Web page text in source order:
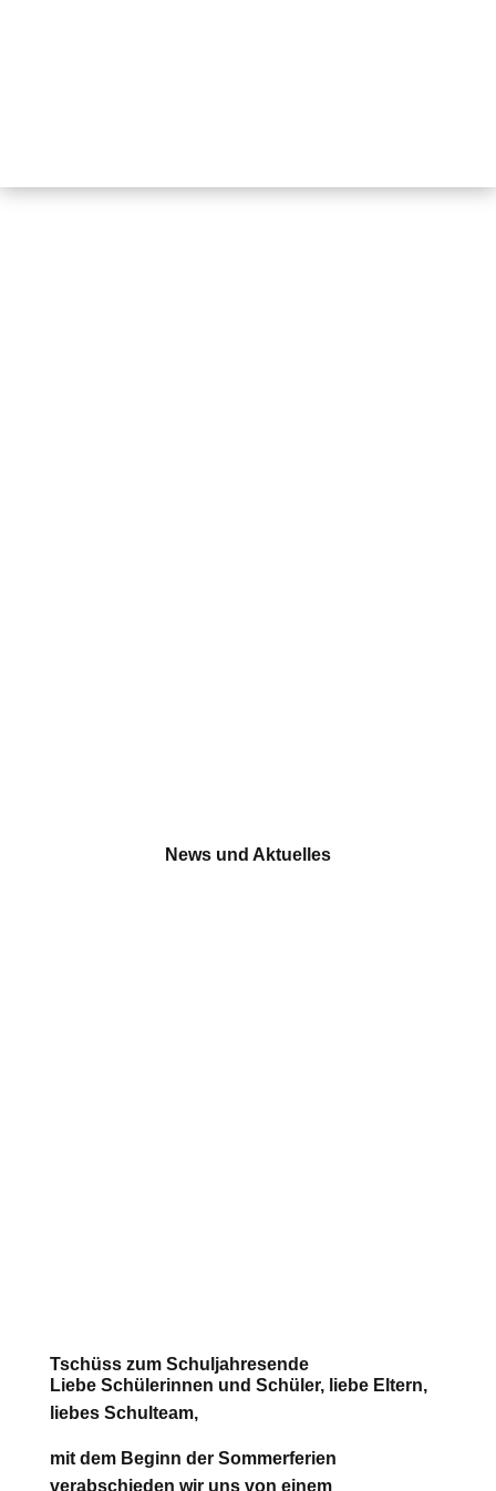
News und Aktuelles
Tschüss zum Schuljahresende
Liebe Schülerinnen und Schüler, liebe Eltern,
liebes Schulteam,
mit dem Beginn der Sommerferien
verabschieden wir uns von einem